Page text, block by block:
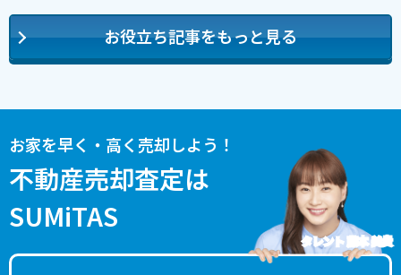
お役立ち記事をもっと見る
お家を早く・高く売却しよう！
不動産売却査定は
SUMiTAS
タレント 藤本 美貴